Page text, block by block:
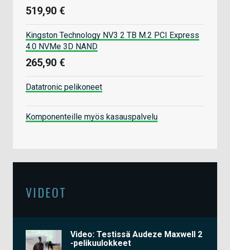
519,90 €
Kingston Technology NV3 2 TB M.2 PCI Express
4.0 NVMe 3D NAND
265,90 €
Datatronic pelikoneet
Komponenteille myös kasauspalvelu
VIDEOT
Video: Testissä Audeze Maxwell 2
-pelikuulokkeet